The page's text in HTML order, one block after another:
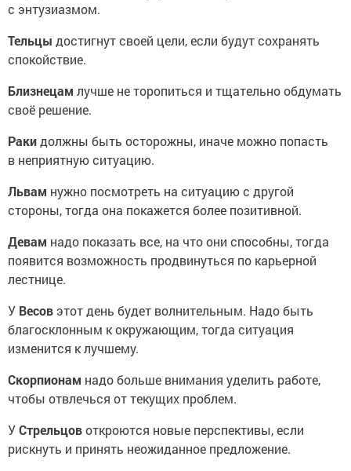
с энтузиазмом.
Тельцы достигнут своей цели, если будут сохранять
спокойствие.
Близнецам лучше не торопиться и тщательно обдумать
своё решение.
Ракидолжны быть осторожны, иначе можно попасть
в неприятную ситуацию.
Львам нужно посмотреть на ситуацию с другой
стороны, тогда она покажется более позитивной.
Девам надо показать все, на что они способны, тогда
появится возможность продвинуться по карьерной
лестнице.
У Весов этот день будет волнительным. Надо быть
благосклонным к окружающим, тогда ситуация
изменится к лучшему.
Скорпионам надо больше внимания уделить работе,
чтобы отвлечься от текущих проблем.
УСтрельцовоткроются новые перспективы, если
рискнуть и принять неожиданное предложение.